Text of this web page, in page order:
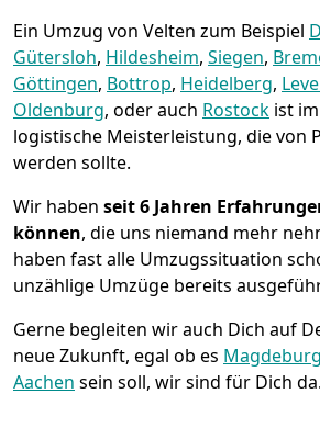
Ein Umzug von Velten zum Beispiel
Gütersloh, Hildesheim, Siegen,
Göttingen, Bottrop, Heidelberg,
Oldenburg, oder auch Rostock ist
logistische Meisterleistung, die von
werden sollte.
Wir haben seit6 Jahren
können, die uns niemand mehr
haben fast alle Umzugssituation
unzählige Umzüge bereits
Gerne begleiten wir auch Dich auf
neue Zukunft, egal ob es Magdeburg
Aachen sein soll, wir sind für Dich da.